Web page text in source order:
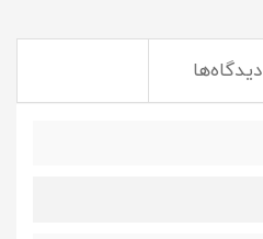
دیدگاه‌ها